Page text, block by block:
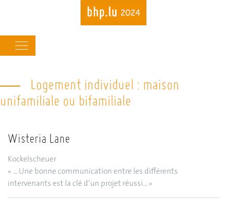
Skip
main
navigation
Logement individuel : maison
unifamiliale ou bifamiliale
Wisteria Lane
Kockelscheuer
« ... Une bonne communication entre les différents
intervenants est la clé d’un projet réussi... »